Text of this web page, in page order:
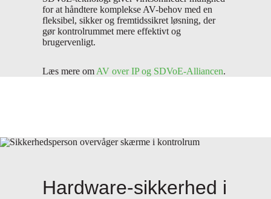
for at håndtere komplekse AV-behov med en
fleksibel, sikker og fremtidssikret løsning, der
gør kontrolrummet mere effektivt og
brugervenligt.
Læs mere om AV over IP og SDVoE-Alliancen.
Hardware-sikkerhed i